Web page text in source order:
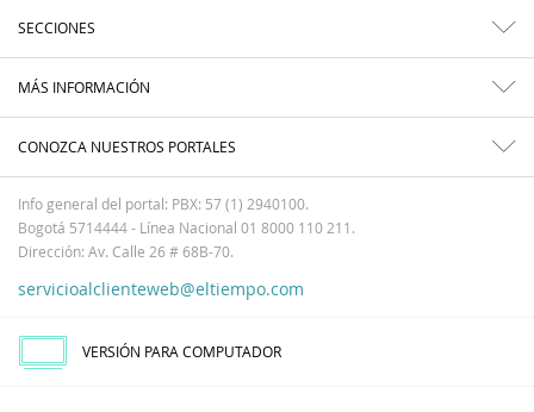
SECCIONES
MÁS INFORMACIÓN
CONOZCA NUESTROS PORTALES
Info general del portal: PBX: 57 (1) 2940100.
Bogotá 5714444 - Línea Nacional 01 8000 110 211.
Dirección: Av. Calle 26 # 68B-70.
servicioalclienteweb@eltiempo.com
VERSIÓN PARA COMPUTADOR